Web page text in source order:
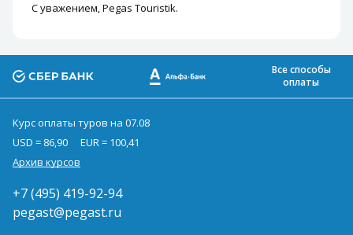
С уважением, Pegas Touristik.
Все способы
оплаты
Курс оплаты туров на 07.08
USD = 86,90
EUR = 100,41
Архив курсов
+7 (495) 419-92-94
pegast@pegast.ru